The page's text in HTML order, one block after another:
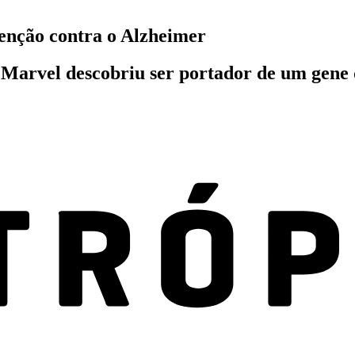
contra o Alzheimer
descobriu ser portador de um gene